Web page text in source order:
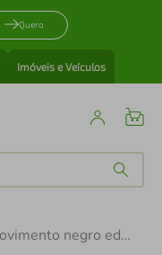
Quero
Imóveis e Veículos
O movimento negro educador